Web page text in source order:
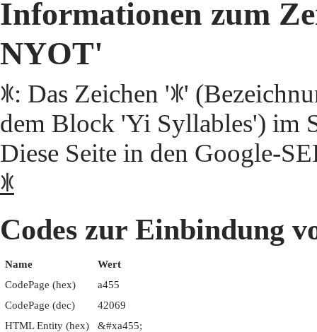
Informationen zum
NYOT'
ꑕ: Das Zeichen 'ꑕ'
dem Block 'Yi Syllables') im
Diese Seite in den Google-
ꑕ
Codes zur Einbindung
Name
Wert
CodePage (hex)
a455
CodePage (dec)
42069
HTML Entity (hex)
&#xa455;